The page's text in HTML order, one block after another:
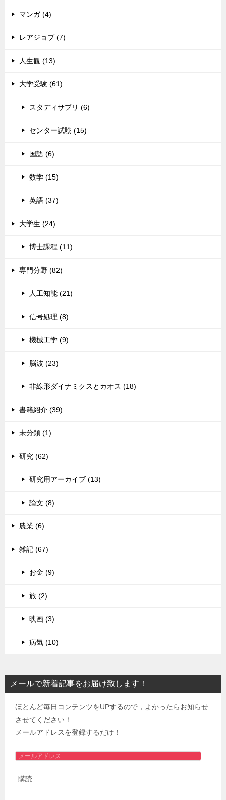
マンガ (4)
レアジョブ (7)
人生観 (13)
大学受験 (61)
スタディサプリ (6)
センター試験 (15)
国語 (6)
数学 (15)
英語 (37)
大学生 (24)
博士課程 (11)
専門分野 (82)
人工知能 (21)
信号処理 (8)
機械工学 (9)
脳波 (23)
非線形ダイナミクスとカオス (18)
書籍紹介 (39)
未分類 (1)
研究 (62)
研究用アーカイブ (13)
論文 (8)
農業 (6)
雑記 (67)
お金 (9)
旅 (2)
映画 (3)
病気 (10)
メールで新着記事をお届け致します！
ほとんど毎日コンテンツをUPするので，よかったらお知らせ
させてください！
メールアドレスを登録するだけ！
メ
ル
購読